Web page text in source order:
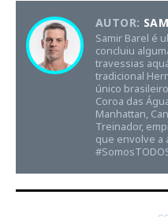
AUTOR:
Samir Barel é
concluiu
travessias
tradicional
único
Coroa das
Manhattan,
Treinador,
que envolve a